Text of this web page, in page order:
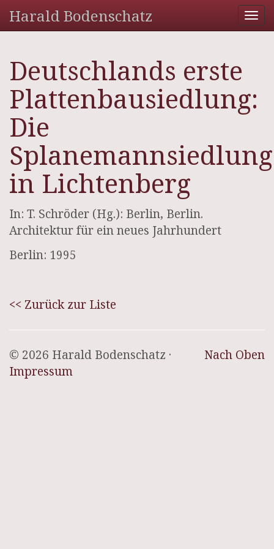
Harald Bodenschatz
Deutschlands erste
Plattenbausiedlung:
Die
Splanemannsiedlung
in Lichtenberg
In: T. Schröder (Hg.): Berlin, Berlin.
Architektur für ein neues Jahrhundert
Berlin: 1995
<< Zurück zur Liste
Nach Oben
© 2026 Harald Bodenschatz ·
Impressum